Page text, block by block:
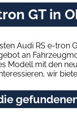
GT in
Audi RS e-tron
an
Modell mit den
wir